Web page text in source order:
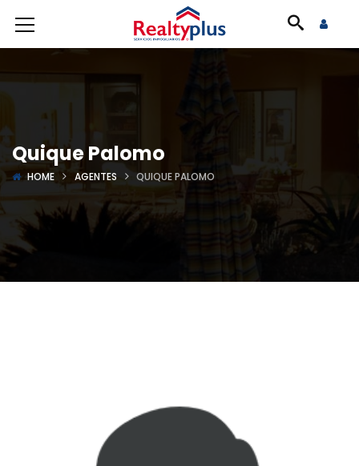
Quique Palomo
HOME AGENTES QUIQUE PALOMO